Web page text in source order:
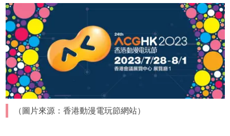
（圖片來源：香港動漫電玩節網站）